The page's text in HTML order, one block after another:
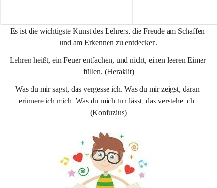
e
n
e
n
a
Es ist die wichtigste Kunst des Lehrers, die Freude am Schaffen
und am Erkennen zu entdecken.
Lehren heißt, ein Feuer entfachen, und nicht, einen leeren Eimer
füllen. (Heraklit)
Was du mir sagst, das vergesse ich. Was du mir zeigst, daran
erinnere ich mich. Was du mich tun lässt, das verstehe ich.
(Konfuzius)